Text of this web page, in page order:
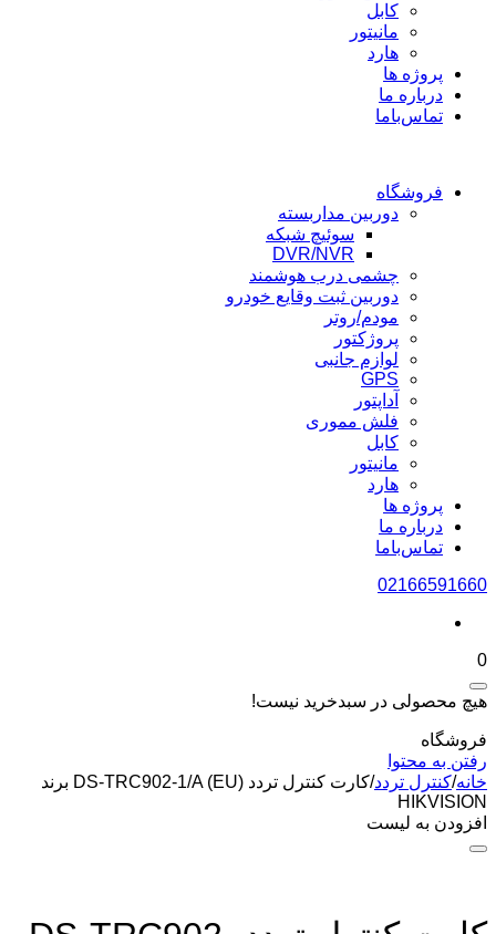
کابل
مانیتور
هارد
پروژه ها
درباره ما
تماس‌باما
فروشگاه
دوربین مداربسته
سوئیچ شبکه
DVR/NVR
چشمی درب هوشمند
دوربین ثبت وقایع خودرو
مودم/روتر
پروژکتور
لوازم جانبی
GPS
آداپتور
فلش مموری
کابل
مانیتور
هارد
پروژه ها
درباره ما
تماس‌باما
02166591660
0
هیچ محصولی در سبدخرید نیست!
فروشگاه
رفتن به محتوا
خانه/کنترل تردد/
کارت کنترل تردد DS-TRC902-1/A (EU) برند
HIKVISION
افزودن به لیست